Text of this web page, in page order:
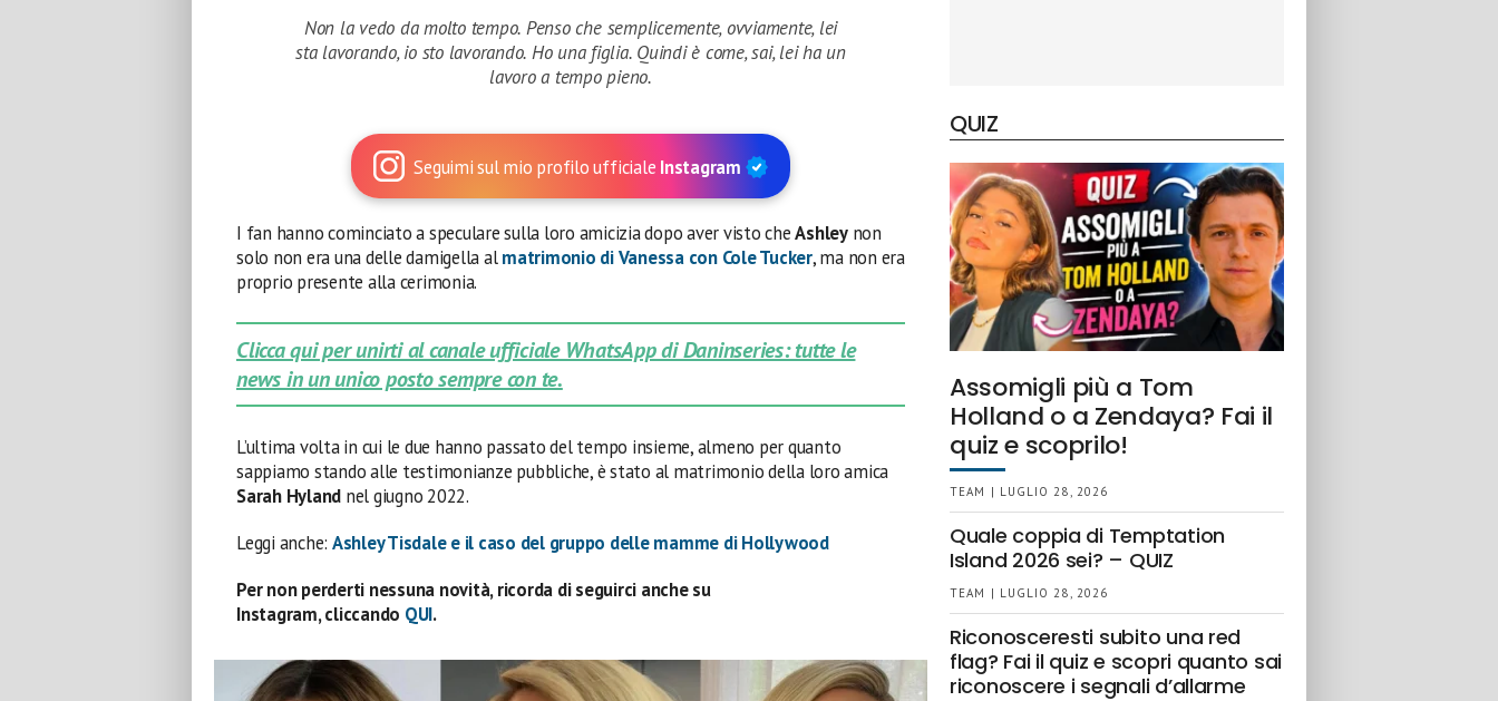
Non la vedo da molto tempo. Penso che semplicemente, ovviamente, lei
sta lavorando, io sto lavorando. Ho una figlia. Quindi è come, sai, lei ha un
lavoro a tempo pieno.
Seguimi sul mio profilo ufficiale Instagram
I fan hanno cominciato a speculare sulla loro amicizia dopo aver visto cheAshleynon
solo non era una delle damigella almatrimonio diVanessa con Cole Tucker, ma non era
proprio presente alla cerimonia.
Clicca qui per unirti al canale ufficiale WhatsApp di Daninseries: tutte le
news in un unico posto sempre con te.
L’ultima volta in cui le due hanno passato del tempo insieme, almeno per quanto
sappiamo stando alle testimonianze pubbliche, è stato al matrimonio della loro amica
Sarah Hyland nel giugno 2022.
Leggi anche: Ashley Tisdale e il caso del gruppo delle mamme di Hollywood
Per non perderti nessuna novità, ricorda di seguirci anche su
Instagram, cliccando QUI.
QUIZ
Assomigli più a Tom
Holland o a Zendaya? Fai il
quiz e scoprilo!
TEAM | LUGLIO 28, 2026
Quale coppia di Temptation
Island 2026 sei? – QUIZ
TEAM | LUGLIO 28, 2026
Riconosceresti subito una red
flag? Fai il quiz e scopri quanto sai
riconoscere i segnali d’allarme